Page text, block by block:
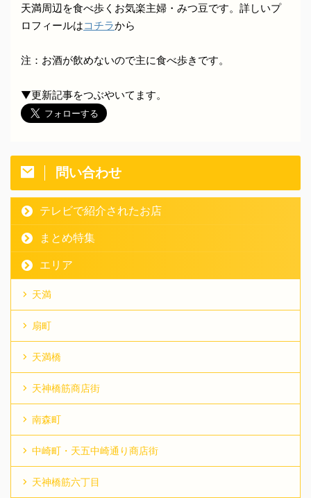
天満周辺を食べ歩くお気楽主婦・みつ豆です。詳しいプ
ロフィールはコチラから
注：お酒が飲めないので主に食べ歩きです。
▼更新記事をつぶやいてます。
問い合わせ
テレビで紹介されたお店
まとめ特集
エリア
天満
扇町
天満橋
天神橋筋商店街
南森町
中崎町・天五中崎通り商店街
天神橋筋六丁目